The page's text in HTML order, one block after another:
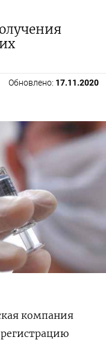
Обновлено: 17.11.2020
компания